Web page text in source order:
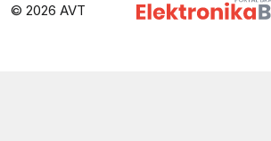
© 2026 AVT